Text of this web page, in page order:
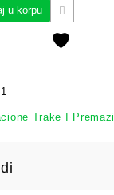
u korpu
Trake I Premazi